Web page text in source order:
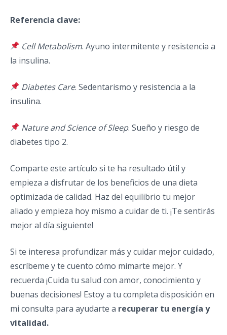
Referencia clave:
Cell Metabolism. Ayuno intermitente y resistencia a
la insulina.
Diabetes Care. Sedentarismo y resistencia a la
insulina.
Nature and Science of Sleep. Sueño y riesgo de
diabetes tipo 2.
Comparte este artículo si te ha resultado útil y
empieza a disfrutar de los beneficios de una dieta
optimizada de calidad. Haz del equilibrio tu mejor
aliado y empieza hoy mismo a cuidar de ti. ¡Te sentirás
mejor al día siguiente!
Si te interesa profundizar más y cuidar mejor cuidado,
escríbeme y te cuento cómo mimarte mejor. Y
recuerda ¡Cuida tu salud con amor, conocimiento y
buenas decisiones! Estoy a tu completa disposición en
mi consulta para ayudarte a recuperar tu energía y
vitalidad.